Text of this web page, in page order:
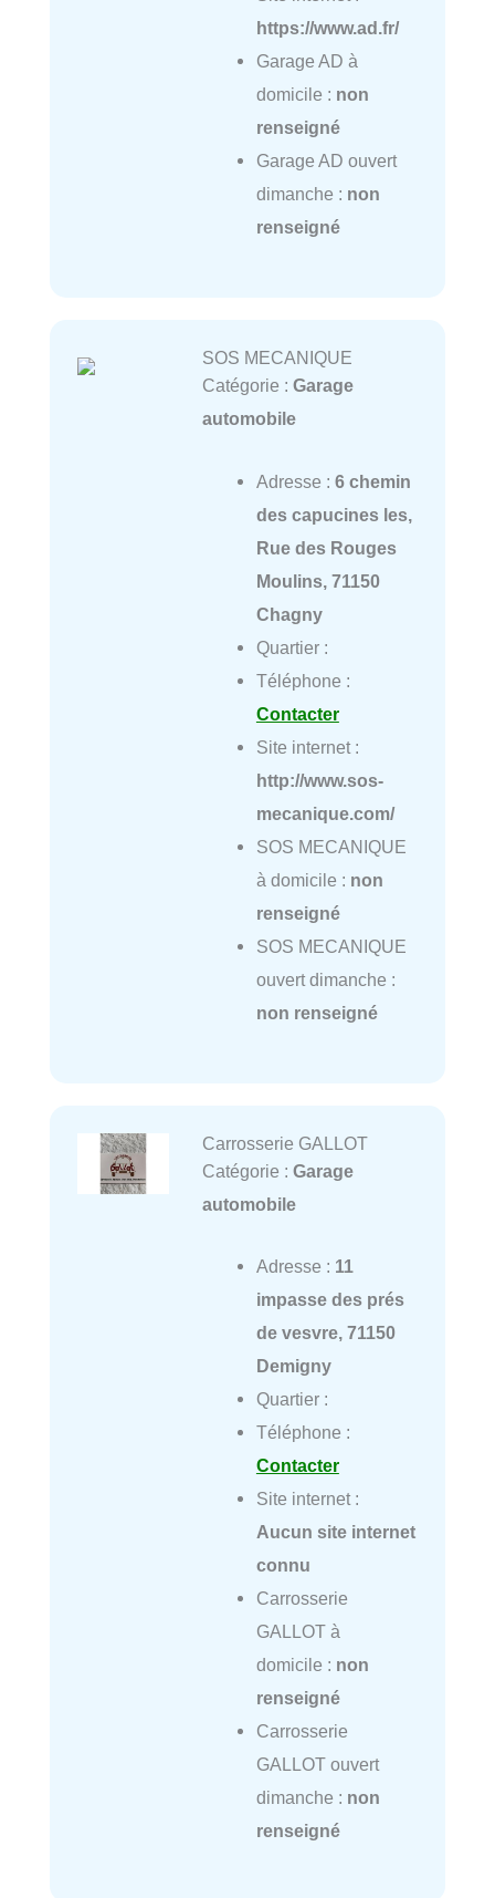
https://www.ad.fr/
Garage AD à
domicile : non
renseigné
Garage AD ouvert
dimanche : non
renseigné
SOS MECANIQUE
Catégorie : Garage
automobile
Adresse : 6 chemin
des capucines les,
Rue des Rouges
Moulins, 71150
Chagny
Quartier :
Téléphone :
Contacter
Site internet :
http://www.sos-
mecanique.com/
SOS MECANIQUE
à domicile : non
renseigné
SOS MECANIQUE
ouvert dimanche :
non renseigné
Carrosserie GALLOT
Catégorie : Garage
automobile
Adresse : 11
impasse des prés
de vesvre, 71150
Demigny
Quartier :
Téléphone :
Contacter
Site internet :
Aucun site internet
connu
Carrosserie
GALLOT à
domicile : non
renseigné
Carrosserie
GALLOT ouvert
dimanche : non
renseigné